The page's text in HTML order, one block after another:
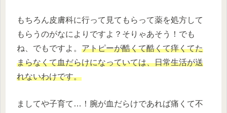
もちろん皮膚科に行って見てもらって薬を処方して
もらうのがなによりですよ？そりゃあそう！でも
ね、でもですよ。 アトピーが酷くて酷くて痒くてた
まらなくて血だらけになっていては、日常生活が送
れないわけです。
ましてや子育て…！腕が血だらけであれば痛くて不